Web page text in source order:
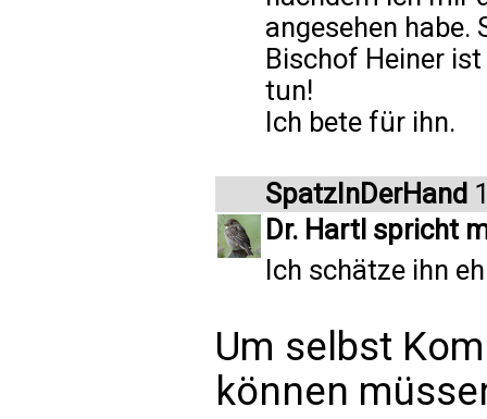
angesehen habe.
Bischof Heiner
tun!
Ich bete für ihn.
SpatzInDerHand
Dr. Hartl spricht
Ich schätze ihn
Um selbst
können